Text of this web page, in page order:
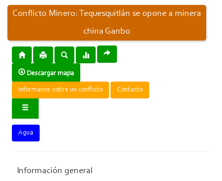
Conflicto Minero: Tequesquitlán se opone a minera
china Ganbo
Descargar mapa
Infórmanos sobre un conflicto Contacto
Agua
Información general